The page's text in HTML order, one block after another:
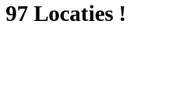
97 Locaties !